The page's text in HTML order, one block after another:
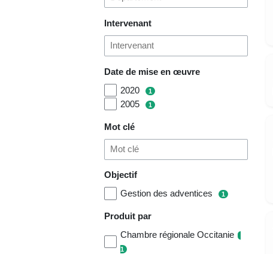
Intervenant
Date de mise en œuvre
2020
1
2005 1
Mot clé
Objectif
Gestion des adventices
1
Produit par
Chambre régionale Occitanie
1